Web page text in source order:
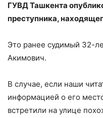
ГУВД Ташкента
преступника,
Это ранее судимый 32-
Акимович.
В случае, если наши
информацией о его
встретили на улице